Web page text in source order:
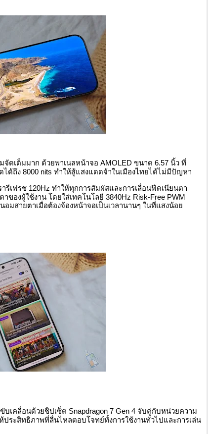
จัดเต็มมาก ด้วยพาเนลหน้าจอ AMOLED ขนาด 6.57 นิ้ว ที่
ด้ถึง 8000 nits ทำให้สู้แสงแดดจ้าในเมืองไทยได้ไม่มีปัญหา
เฟรช 120Hz ทำให้ทุกการสัมผัสและการเลื่อนฟีดเนียนตา
องผู้ใช้งาน โดยใส่เทคโนโลยี 3840Hz Risk-Free PWM
อมสายตาเมื่อต้องจ้องหน้าจอเป็นเวลานานๆ ในที่แสงน้อย
คลื่อนด้วยชิปเซ็ต Snapdragon 7 Gen 4 จับคู่กับหน่วยความ
ประสิทธิภาพที่ลื่นไหลตอบโจทย์ทั้งการใช้งานทั่วไปและการเล่น